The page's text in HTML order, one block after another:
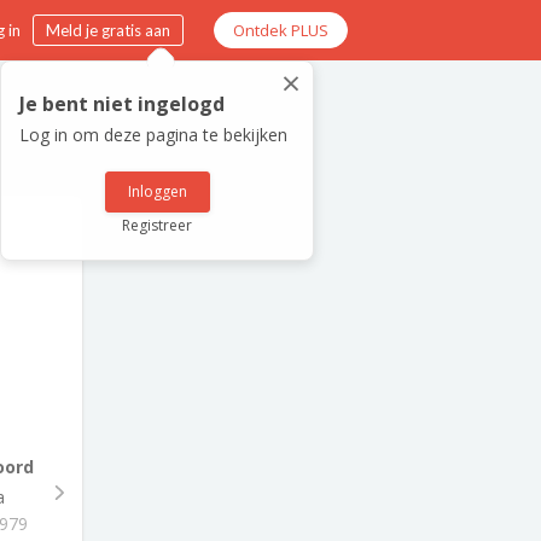
in Meld je gratis aan Ontdek PLUS
×
Je bent niet ingelogd
Log in om deze pagina te bekijken
Inloggen
Registreer